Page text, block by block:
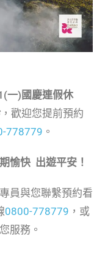
一)國慶連假休
，歡迎您提前預約
778779 。
愉快 出遊平安！
員與您聯繫預約看
0800-778779 ，或
服務。